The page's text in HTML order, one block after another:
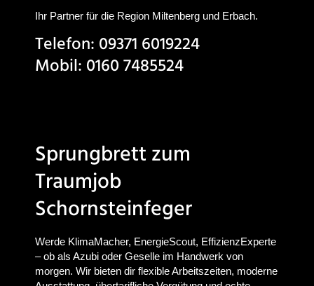
Ihr Partner für die Region Miltenberg und Erbach.
Telefon: 09371 6019224
Mobil: 0160 7485524
Sprungbrett zum
Traumjob
Schornsteinfeger
Werde KlimaMacher, EnergieScout, EffizienzExperte
– ob als Azubi oder Geselle im Handwerk von
morgen. Wir bieten dir flexible Arbeitszeiten, moderne